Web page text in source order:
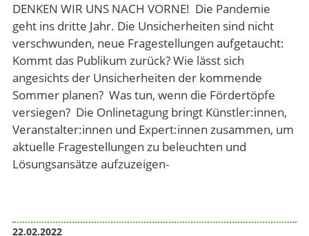
DENKEN WIR UNS NACH VORNE! Die Pandemie
geht ins dritte Jahr. Die Unsicherheiten sind nicht
verschwunden, neue Fragestellungen aufgetaucht:
Kommt das Publikum zurück? Wie lässt sich
angesichts der Unsicherheiten der kommende
Sommer planen? Was tun, wenn die Fördertöpfe
versiegen? Die Onlinetagung bringt Künstler:innen,
Veranstalter:innen und Expert:innen zusammen, um
aktuelle Fragestellungen zu beleuchten und
Lösungsansätze aufzuzeigen-
22.02.2022